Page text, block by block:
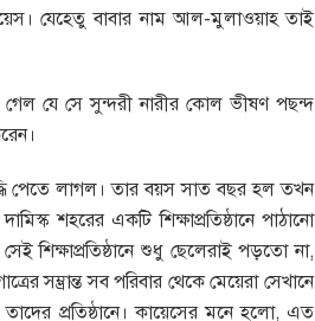
যেহেতু বাবার নাম আল-মুলাওয়াহ তাই
যে সে সুন্দরী নারীর কোল ভীষণ পছন্দ
পেতে লাগল। তার বয়স সাত বছর হল তখন
শহরের একটি শিক্ষাপ্রতিষ্ঠানে পাঠানো
শিক্ষাপ্রতিষ্ঠানে শুধু ছেলেরাই পড়তো না,
সম্ভ্রান্ত সব পরিবার থেকে মেয়েরা সেখানে
প্রতিষ্ঠানে। কায়েসের মনে হলো, এত